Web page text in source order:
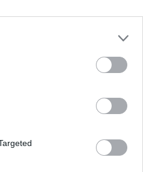
állami
(…) Szinte
amely -
– tette hozzá
fél szemmel